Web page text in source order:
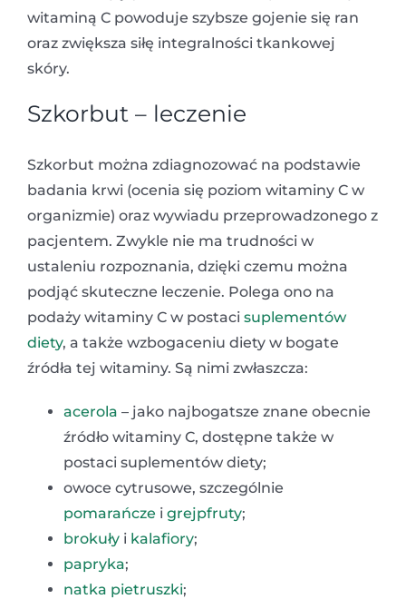
witaminą C powoduje szybsze gojenie się ran
oraz zwiększa siłę integralności tkankowej
skóry.
Szkorbut – leczenie
Szkorbut można zdiagnozować na podstawie
badania krwi (ocenia się poziom witaminy C w
organizmie) oraz wywiadu przeprowadzonego z
pacjentem. Zwykle nie ma trudności w
ustaleniu rozpoznania, dzięki czemu można
podjąć skuteczne leczenie. Polega ono na
podaży witaminy C w postaci suplementów
diety, a także wzbogaceniu diety w bogate
źródła tej witaminy. Są nimi zwłaszcza:
acerola – jako najbogatsze znane obecnie
źródło witaminy C, dostępne także w
postaci suplementów diety;
owoce cytrusowe, szczególnie
pomarańcze i grejpfruty;
brokuły i kalafiory;
papryka;
natka pietruszki;